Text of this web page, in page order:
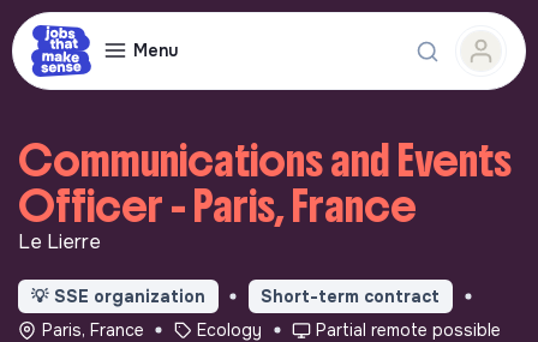
Menu
Communications and Events
Officer - Paris, France
Le Lierre
💡 SSE organization
Short-term contract
Paris, France
Ecology
Partial remote possible